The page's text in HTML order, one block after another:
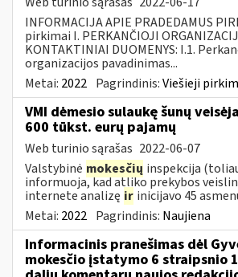
INFORMACIJA APIE PRADEDAMUS
pirkimai I. PERKANČIOJI
KONTAKTINIAI DUOMENYS: I.1.
organizacijos pavadinimas...
Metai: 2022 Pagrindinis:Viešieji
VMI dėmesio sulaukę šunų
600 tūkst. eurų pajamų
Web turinio sąrašas 2022-06-07
Valstybinė mokesčių inspekcija
informuoja, kad atliko prekybos
internete analizę ir inicijavo 45
Metai: 2022 Pagrindinis: Naujiena
Informacinis pranešimas dėl
mokesčio įstatymo 6 straipsnio